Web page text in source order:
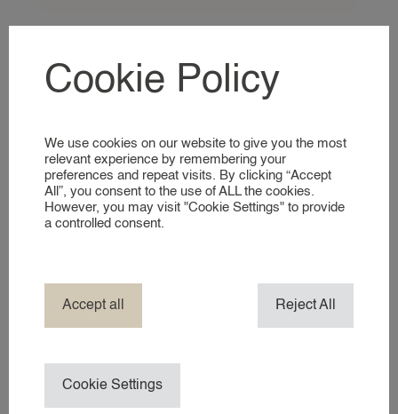
FOR EMPLOYERS
RECRUITMENT SERVICES
FOR CANDIDATES
FOR CANDIDATES
Date of birth*
Residence*
Cookie Policy
We use cookies on our website to give you the most
relevant experience by remembering your
preferences and repeat visits. By clicking “Accept
All”, you consent to the use of ALL the cookies.
However, you may visit "Cookie Settings" to provide
a controlled consent.
Accept all Reject All
Cookie Settings